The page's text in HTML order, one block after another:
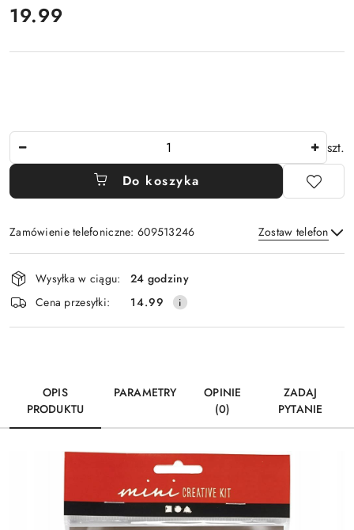
cena:
19.99
szt.
Do koszyka
Zamówienie telefoniczne: 609513246 Zostaw telefon
Wyślij
Dostępność
i
dostawa
Wysyłka w ciągu:
24 godziny
Cena przesyłki:
14.99
OPIS
PRODUKTU
PARAMETRY
OPINIE
(0)
ZADAJ
PYTANIE